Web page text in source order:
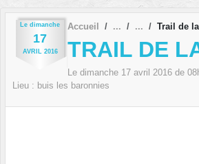
Le dimanche
17
AVRIL 2016
Accueil Trail de
TRAIL DE
Le dimanche 17 avril 2016 de
Lieu : buis les baronnies